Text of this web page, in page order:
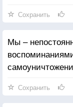
Сохранить
Мы –
Сохранить